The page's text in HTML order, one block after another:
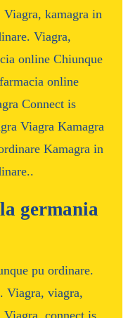
kamagra in
Viagra,
online Chiunque
online
Connect is
Viagra Kamagra
Kamagra in
germania
pu ordinare.
Viagra, viagra,
connect is